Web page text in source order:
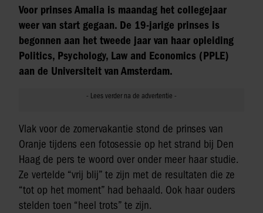
Voor prinses Amalia is maandag het collegejaar
weer van start gegaan. De 19-jarige prinses is
begonnen aan het tweede jaar van haar opleiding
Politics, Psychology, Law and Economics (PPLE)
aan de Universiteit van Amsterdam.
Vlak voor de zomervakantie stond de prinses van
Oranje tijdens een fotosessie op het strand bij Den
Haag de pers te woord over onder meer haar studie.
Ze vertelde “vrij blij” te zijn met de resultaten die ze
“tot op het moment” had behaald. Ook haar ouders
stelden toen “heel trots” te zijn.